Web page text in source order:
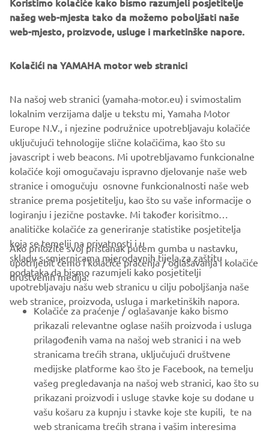
sunseekers, coastal cruising and social boating, Sterk
Yachts models focus on comfort, versatility and fast,
functional European design paired with performance-
driven hull technology.
STERK OFFICIAL WEBSITE
CORPORATE
FOR BUSINESS
MORE YAMAHA
SUPPORT
BILTEN
našeg web-mjesta tako da možemo poboljšati naše
web-mjesto, proizvode, usluge i marketinške napore.
Kolačići na YAMAHA motor web stranici
Na našoj web stranici (yamaha-motor.eu) i svimostalim
lokalnim verzijama dalje u tekstu mi, Yamaha Motor
Europe N.V., i njezine podružnice upotrebljavaju kolačiće
uključujući tehnologije slične kolačićima, kao što su
javascript i web beacons. Mi upotrebljavamo funkcionalne
kolačiće koji omogučavaju ispravno djelovanje naše web
stranice i omogučuju osnovne funkcionalnosti naše web
stranice prema posjetitelju, kao što su vaše informacije o
logiranju i jezične postavke. Mi također korisitmo
analitičke kolačiće za generiranje statistike posjetitelja
koja se temelji na privatnosti i u
skladu s smjernicama mjerodavnih tijela za zaštitu
podataka da bismo razumjeli kako posjetitelji
upotrebljavaju našu web stranicu u cilju poboljšanja naše
web stranice, proizvoda, usluga i marketinških napora.
Ako priložite svoj pristanak putem gumba u nastavku,
upotrijebit ćemo i kolačiće praćenja / oglašavanja i kolačiće
društvenih medija:
Kolačiće za praćenje / oglašavanje kako bismo
prikazali relevantne oglase naših proizvoda i usluga
prilagođenih vama na našoj web stranici i na web
stranicama trećih strana, uključujući društvene
medijske platforme kao što je Facebook, na temelju
vašeg pregledavanja na našoj web stranici, kao što su
prikazani proizvodi i usluge stavke koje su dodane u
vašu košaru za kupnju i stavke koje ste kupili, te na
web stranicama trećih strana i vašim interesima